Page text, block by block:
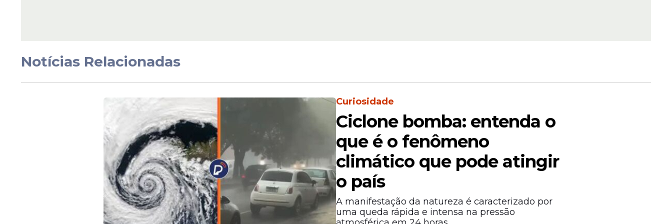
Duas Unas entram em
estado de alerta
A medida ocorre devido à intensificação da Zona de Convergência Intertropical (ZCIT), sistema
meteorológico que favorece a formação de nuvens carregadas e precipitações persistentes no
Notícias Relacionadas
Curiosidade
Ciclone bomba: entenda o
que é o fenômeno
climático que pode atingir
o país
A manifestação da natureza é caracterizado por
uma queda rápida e intensa na pressão